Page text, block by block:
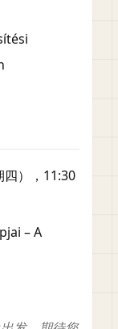
四），11:30
– A